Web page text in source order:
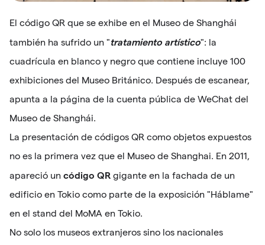
El código QR que se exhibe en el Museo de Shanghái
también ha sufrido un "tratamiento artístico": la
cuadrícula en blanco y negro que contiene incluye 100
exhibiciones del Museo Británico. Después de escanear,
apunta a la página de la cuenta pública de WeChat del
Museo de Shanghái.
La presentación de códigos QR como objetos expuestos
no es la primera vez que el Museo de Shanghai. En 2011,
apareció un código QR gigante en la fachada de un
edificio en Tokio como parte de la exposición "Háblame"
en el stand del MoMA en Tokio.
No solo los museos extranjeros sino los nacionales